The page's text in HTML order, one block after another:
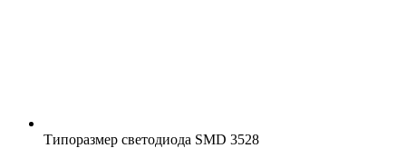
Типоразмер светодиода SMD 3528